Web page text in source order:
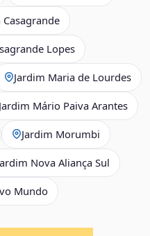
Lopes
Jardim Maria de Lourdes
Jardim Mário Paiva Arantes
Jardim Morumbi
Nova Aliança Sul
Mundo